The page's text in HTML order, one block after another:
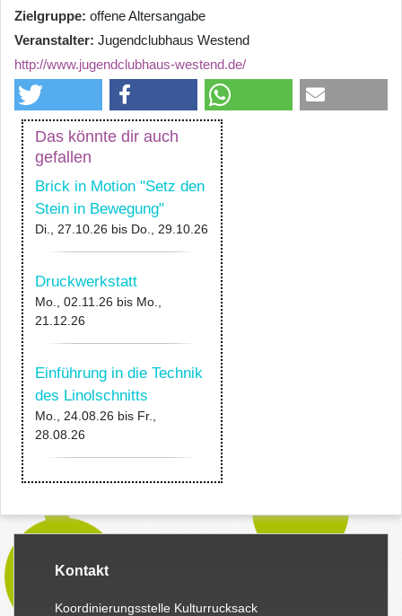
Zielgruppe offene Altersangabe
Veranstalter Jugendclubhaus Westend
http://www.jugendclubhaus-westend.de/
Das könnte dir auch
gefallen
Brick in Motion "Setz den
Stein in Bewegung"
Di., 27.10.26 bis Do., 29.10.26
Druckwerkstatt
Mo., 02.11.26 bis Mo.,
21.12.26
Einführung in die Technik
des Linolschnitts
Mo., 24.08.26 bis Fr.,
28.08.26
Kontakt
Koordinierungsstelle Kulturrucksack